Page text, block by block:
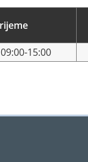
09:00-15:00